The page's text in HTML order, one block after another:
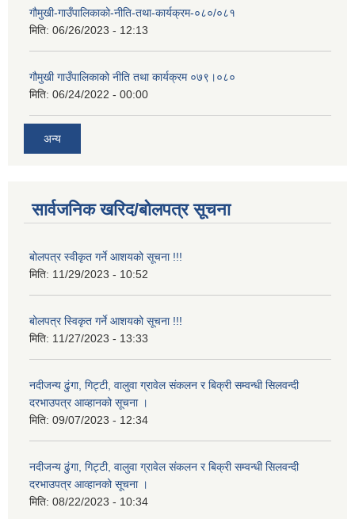
गौमुखी-गाउँपालिकाको-नीति-तथा-कार्यक्रम-०८०/०८१
मिति: 06/26/2023 - 12:13
गौमुखी गाउँपालिकाको नीति तथा कार्यक्रम ०७९।०८०
मिति: 06/24/2022 - 00:00
अन्य
सार्वजनिक खरिद/बोलपत्र सूचना
बोलपत्र स्वीकृत गर्ने आशयको सूचना !!!
मिति: 11/29/2023 - 10:52
बोलपत्र स्विकृत गर्ने आशयको सूचना !!!
मिति: 11/27/2023 - 13:33
नदीजन्य ढुंगा, गिट्टी, वालुवा ग्रावेल संकलन र बिक्री सम्वन्धी सिलवन्दी
दरभाउपत्र आव्हानको सूचना ।
मिति: 09/07/2023 - 12:34
नदीजन्य ढुंगा, गिट्टी, वालुवा ग्रावेल संकलन र बिक्री सम्वन्धी सिलवन्दी
दरभाउपत्र आव्हानको सूचना ।
मिति: 08/22/2023 - 10:34